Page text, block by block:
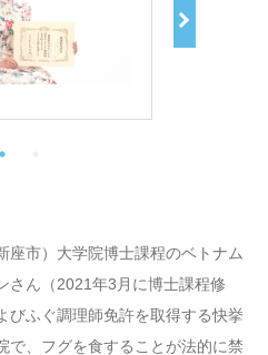
座市）大学院博士課程のベトナム
さん（2021年3月に博士課程修
びふぐ調理師免許を取得する快挙
で、フグを食することが法的に禁